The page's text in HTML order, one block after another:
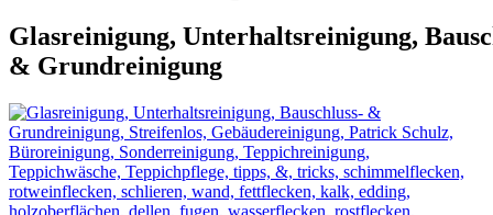
Glasreinigung, Unterhaltsreinigung,
& Grundreinigung